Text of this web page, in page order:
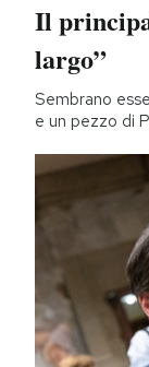
Il
largo”
Sembrano
e un pezzo di